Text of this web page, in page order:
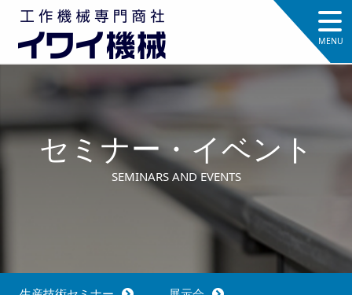
セミナー・イベント
SEMINARS AND EVENTS